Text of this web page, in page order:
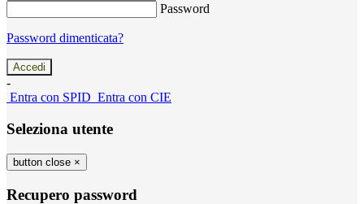
Password
Password dimenticata?
-
Entra con SPID Entra con CIE
Seleziona utente
button close ×
Recupero password